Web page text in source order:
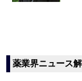
薬業界ニュース